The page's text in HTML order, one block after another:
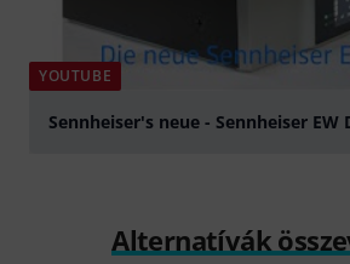
YOUTUBE
Sennheiser's neue - Sennheiser EW
Alternatívák